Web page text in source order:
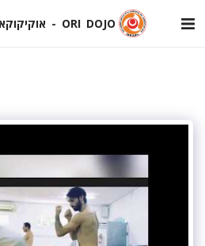
ORI DOJO - אוקיקוקאי ווייצ'י-ריו ישראל